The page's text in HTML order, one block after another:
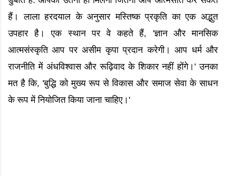
हैं। लाला हरदयाल के अनुसार मस्तिष्क प्रकृति का एक अद्भुत
उपहार है। एक स्थान पर वे कहते हैं, 'ज्ञान और मानसिक
आत्मसंस्कृति आप पर असीम कृपा प्रदान करेगी। आप धर्म और
राजनीति में अंधविश्वास और रूढ़िवाद के शिकार नहीं होंगे।' उनका
मत है कि, 'बुद्धि को मुख्य रूप से विकास और समाज सेवा के साधन
के रूप में नियोजित किया जाना चाहिए।'